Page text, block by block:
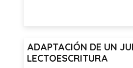
ADAPTACIÓN DE UN
LECTOESCRITURA